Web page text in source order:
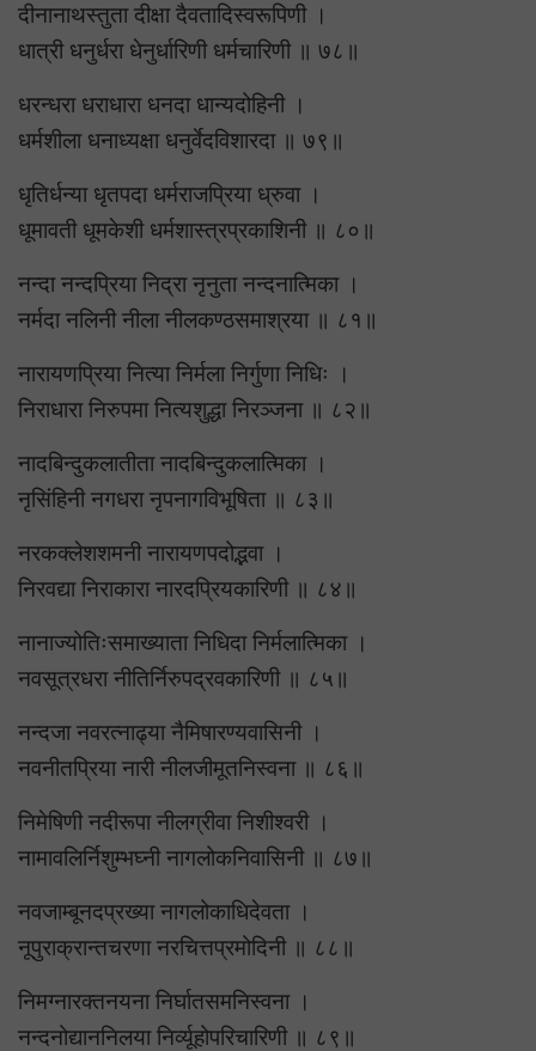
दीनानाथस्तुता दीक्षा दैवतादिस्वरूपिणी ।
धात्री धनुर्धरा धेनुर्धारिणी धर्मचारिणी ॥ ७८॥
धरन्धरा धराधारा धनदा धान्यदोहिनी ।
धर्मशीला धनाध्यक्षा धनुर्वेदविशारदा ॥ ७९॥
धृतिर्धन्या धृतपदा धर्मराजप्रिया ध्रुवा ।
धूमावती धूमकेशी धर्मशास्त्रप्रकाशिनी ॥ ८०॥
नन्दा नन्दप्रिया निद्रा नृनुता नन्दनात्मिका ।
नर्मदा नलिनी नीला नीलकण्ठसमाश्रया ॥ ८१॥
नारायणप्रिया नित्या निर्मला निर्गुणा निधिः ।
निराधारा निरुपमा नित्यशुद्धा निरञ्जना ॥ ८२॥
नादबिन्दुकलातीता नादबिन्दुकलात्मिका ।
नृसिंहिनी नगधरा नृपनागविभूषिता ॥ ८३॥
नरकक्लेशशमनी नारायणपदोद्भवा ।
निरवद्या निराकारा नारदप्रियकारिणी ॥ ८४॥
नानाज्योतिःसमाख्याता निधिदा निर्मलात्मिका ।
नवसूत्रधरा नीतिर्निरुपद्रवकारिणी ॥ ८५॥
नन्दजा नवरत्नाढ्या नैमिषारण्यवासिनी ।
नवनीतप्रिया नारी नीलजीमूतनिस्वना ॥ ८६॥
निमेषिणी नदीरूपा नीलग्रीवा निशीश्वरी ।
नामावलिर्निशुम्भघ्नी नागलोकनिवासिनी ॥ ८७॥
नवजाम्बूनदप्रख्या नागलोकाधिदेवता ।
नूपुराक्रान्तचरणा नरचित्तप्रमोदिनी ॥ ८८॥
निमग्नारक्तनयना निर्घातसमनिस्वना ।
नन्दनोद्याननिलया निर्व्यूहोपरिचारिणी ॥ ८९॥